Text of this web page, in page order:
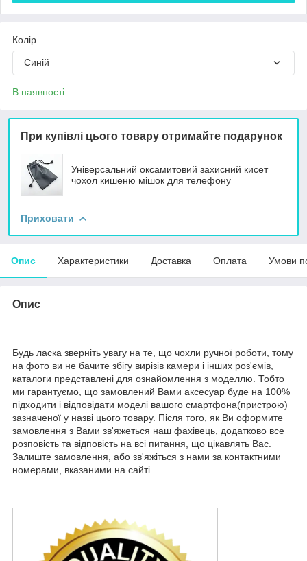
Колір
Синій
В наявності
При купівлі цього товару отримайте подарунок
Універсальний оксамитовий захисний кисет
чохол кишеню мішок для телефону
Приховати
Опис Характеристики Доставка Оплата Умови
Опис
Будь ласка зверніть увагу на те, що чохли ручної роботи, тому
на фото ви не бачите збігу вирізів камери і інших роз'ємів,
каталоги представлені для ознайомлення з моделлю. Тобто
ми гарантуємо, що замовлений Вами аксесуар буде на 100%
підходити і відповідати моделі вашого смартфона(пристрою)
зазначеної у назві цього товару. Після того, як Ви оформите
замовлення з Вами зв'яжеться наш фахівець, додатково все
розповість та відповість на всі питання, що цікавлять Вас.
Залиште замовлення, або зв'яжіться з нами за контактними
номерами, вказаними на сайті